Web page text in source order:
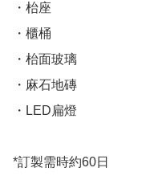
・枱座
・櫃桶
・枱面玻璃
・麻石地磚
・LED扁燈
*訂製需時約60日